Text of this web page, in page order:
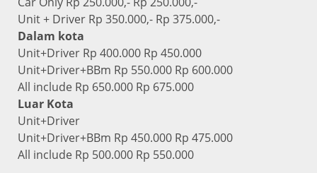
Unit + Driver Rp 350.000,- Rp 375.000,-
Dalam kota
Unit+Driver Rp 400.000 Rp 450.000
Unit+Driver+BBm Rp 550.000 Rp 600.000
All include Rp 650.000 Rp 675.000
Luar Kota
Unit+Driver
Unit+Driver+BBm Rp 450.000 Rp 475.000
All include Rp 500.000 Rp 550.000